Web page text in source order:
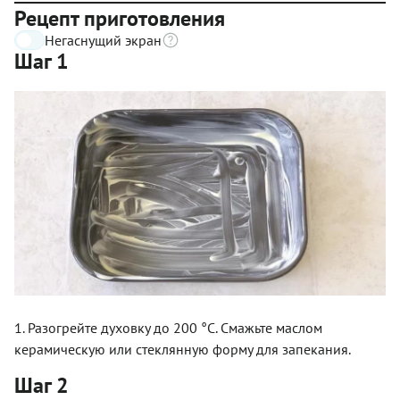
Рецепт приготовления
Негаснущий экран
Шаг 1
1. Разогрейте духовку до 200 °С. Смажьте маслом
керамическую или стеклянную форму для запекания.
Шаг 2